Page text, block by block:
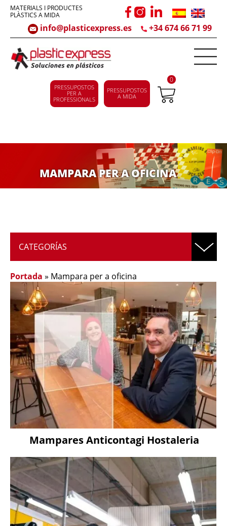
MATERIALS I PRODUCTES
PLÀSTICS A MIDA
info@plasticexpress.es +34 674 66 71 99
PRESSUPOSTOS
PER A
PROFESSIONALS
PRESSUPOSTOS
A MIDA
0
MAMPARA PER A OFICINA
CATEGORÍAS
Portada » Mampara per a oficina
Mampares Anticontagi Hostaleria